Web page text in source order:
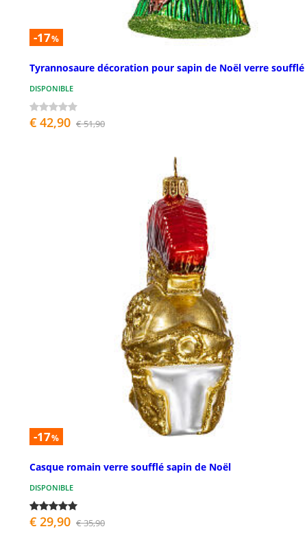
-17%
Tyrannosaure décoration pour sapin de Noël verre soufflé
DISPONIBLE
€ 42,90 € 51,90
-17%
Casque romain verre soufflé sapin de Noël
DISPONIBLE
€ 29,90 € 35,90